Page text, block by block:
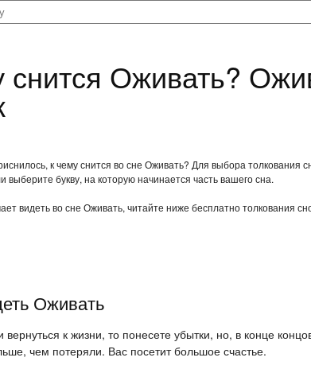
к чему снится во сне Оживать? Для выбора толкования
выберите букву, на которую начинается часть вашего сна.
видеть во сне Оживать, читайте ниже бесплатно толкования
Оживать
к жизни, то понесете убытки, но, в конце
чем потеряли. Вас посетит большое счастье.